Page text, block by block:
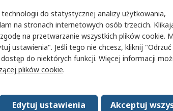
do statystycznej analizy użytkowania,
na stronach internetowych osób trzecich.
na przetwarzanie wszystkich plików cookie.
ustawienia". Jeśli tego nie chcesz, kliknij "Odrzuć
do niektórych funkcji. Więcej informacji
plików cookie.
Akceptuj
Edytuj ustawienia